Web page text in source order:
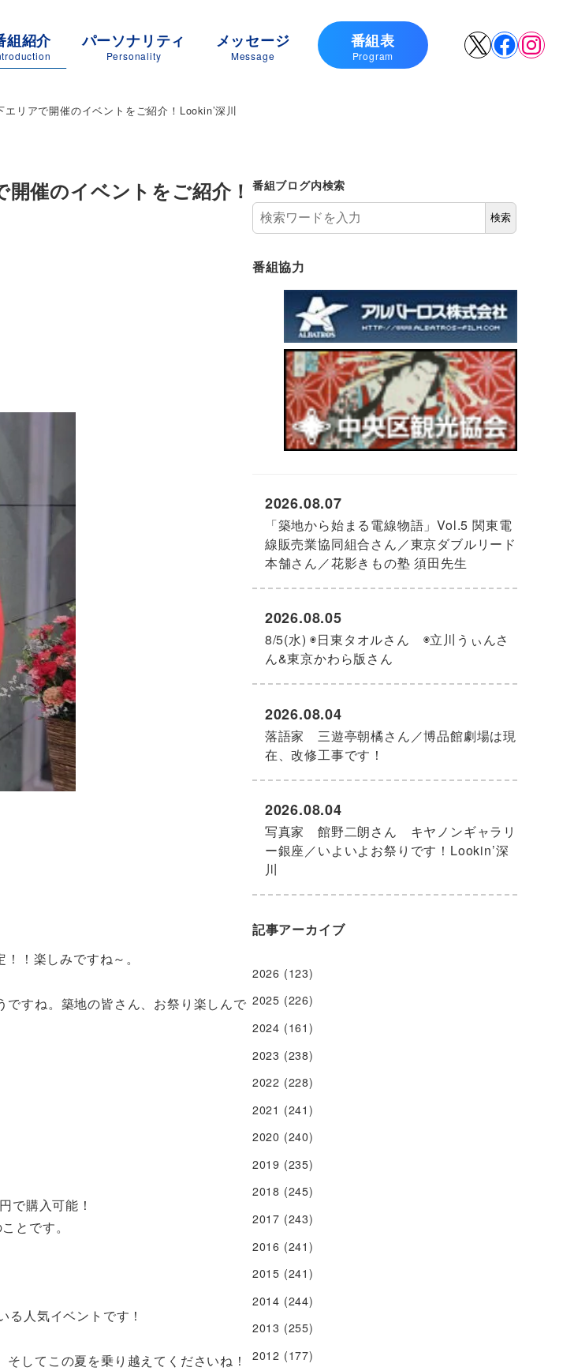
X
組紹介 パーソナリティ
Personality
メッセージ
Message
番組表
Program
リアで開催のイベントをご紹介！Lookin’深川
催のイベントをご紹介！
！楽しみですね～。
すね。築地の皆さん、お祭り楽しんで
で購入可能！
とです。
人気イベントです！
してこの夏を乗り越えてくださいね！
番組ブログ内検索
検索
番組協力
「築地から始まる電線物語」Vol.5 関東電
線販売業協同組合さん／東京ダブルリード
本舗さん／花影きもの塾 須田先生
2026.08.07
8/5(水) ◉日東タオルさん ◉立川うぃんさ
ん&東京かわら版さん
2026.08.05
落語家 三遊亭朝橘さん／博品館劇場は現
在、改修工事です！
2026.08.04
写真家 館野二朗さん キヤノンギャラリ
ー銀座／いよいよお祭りです！Lookin’深
川
2026.08.04
記事アーカイブ
2026 (123)
2025 (226)
2024 (161)
2023 (238)
2022 (228)
2021 (241)
2020 (240)
2019 (235)
2018 (245)
2017 (243)
2016 (241)
2015 (241)
2014 (244)
2013 (255)
2012 (177)